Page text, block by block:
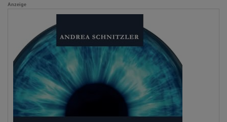
Anzeige